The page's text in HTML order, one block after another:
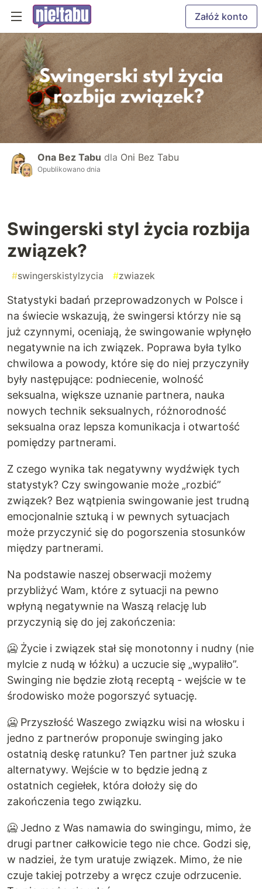
Załóż konto
Ona Bez Tabu dla Oni Bez Tabu
Opublikowano dnia
Swingerski styl życia rozbija
związek?
#swingerskistylzycia #zwiazek
Statystyki badań przeprowadzonych w Polsce i
na świecie wskazują, że swingersi którzy nie są
już czynnymi, oceniają, że swingowanie wpłynęło
negatywnie na ich związek. Poprawa była tylko
chwilowa a powody, które się do niej przyczyniły
były następujące: podniecenie, wolność
seksualna, większe uznanie partnera, nauka
nowych technik seksualnych, różnorodność
seksualna oraz lepsza komunikacja i otwartość
pomiędzy partnerami.
Z czego wynika tak negatywny wydźwięk tych
statystyk? Czy swingowanie może „rozbić”
związek? Bez wątpienia swingowanie jest trudną
emocjonalnie sztuką i w pewnych sytuacjach
może przyczynić się do pogorszenia stosunków
między partnerami.
Na podstawie naszej obserwacji możemy
przybliżyć Wam, które z sytuacji na pewno
wpłyną negatywnie na Waszą relację lub
przyczynią się do jej zakończenia:
🥶 Życie i związek stał się monotonny i nudny (nie
mylcie z nudą w łóżku) a uczucie się „wypaliło”.
Swinging nie będzie złotą receptą - wejście w te
środowisko może pogorszyć sytuację.
🥶 Przyszłość Waszego związku wisi na włosku i
jedno z partnerów proponuje swinging jako
ostatnią deskę ratunku? Ten partner już szuka
alternatywy. Wejście w to będzie jedną z
ostatnich cegiełek, która dołoży się do
zakończenia tego związku.
🥶 Jedno z Was namawia do swingingu, mimo, że
drugi partner całkowicie tego nie chce. Godzi się,
w nadziei, że tym uratuje związek. Mimo, że nie
czuje takiej potrzeby a wręcz czuje odrzucenie.